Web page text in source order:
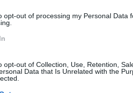
opt-out of processing my Personal Data
opt-out of Collection, Use, Retention,
Data that Is Unrelated with the
EXPO RH, 3 DIAS